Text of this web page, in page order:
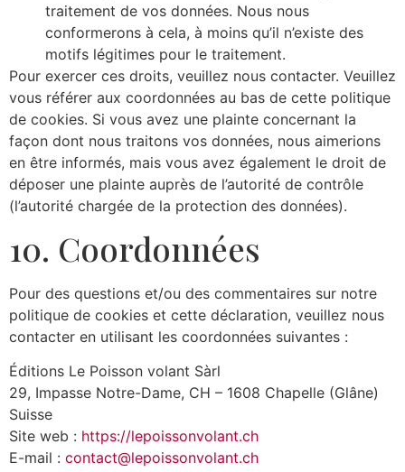
traitement de vos données. Nous nous
conformerons à cela, à moins qu’il n’existe des
motifs légitimes pour le traitement.
Pour exercer ces droits, veuillez nous contacter. Veuillez
vous référer aux coordonnées au bas de cette politique
de cookies. Si vous avez une plainte concernant la
façon dont nous traitons vos données, nous aimerions
en être informés, mais vous avez également le droit de
déposer une plainte auprès de l’autorité de contrôle
(l’autorité chargée de la protection des données).
10. Coordonnées
Pour des questions et/ou des commentaires sur notre
politique de cookies et cette déclaration, veuillez nous
contacter en utilisant les coordonnées suivantes :
Éditions Le Poisson volant Sàrl
29, Impasse Notre-Dame, CH – 1608 Chapelle (Glâne)
Suisse
Site web : https://lepoissonvolant.ch
E-mail : contact@lepoissonvolant.ch